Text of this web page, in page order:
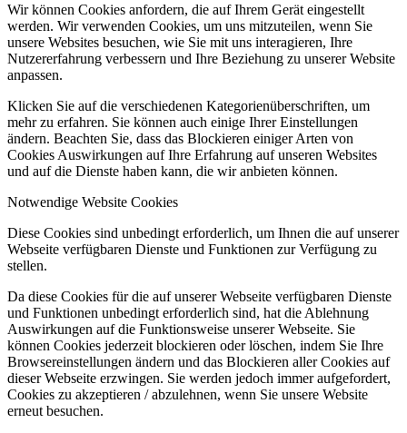
Wir können Cookies anfordern, die auf Ihrem Gerät eingestellt
werden. Wir verwenden Cookies, um uns mitzuteilen, wenn Sie
unsere Websites besuchen, wie Sie mit uns interagieren, Ihre
Nutzererfahrung verbessern und Ihre Beziehung zu unserer Website
anpassen.
Klicken Sie auf die verschiedenen Kategorienüberschriften, um
mehr zu erfahren. Sie können auch einige Ihrer Einstellungen
ändern. Beachten Sie, dass das Blockieren einiger Arten von
Cookies Auswirkungen auf Ihre Erfahrung auf unseren Websites
und auf die Dienste haben kann, die wir anbieten können.
Notwendige Website Cookies
Diese Cookies sind unbedingt erforderlich, um Ihnen die auf unserer
Webseite verfügbaren Dienste und Funktionen zur Verfügung zu
stellen.
Da diese Cookies für die auf unserer Webseite verfügbaren Dienste
und Funktionen unbedingt erforderlich sind, hat die Ablehnung
Auswirkungen auf die Funktionsweise unserer Webseite. Sie
können Cookies jederzeit blockieren oder löschen, indem Sie Ihre
Browsereinstellungen ändern und das Blockieren aller Cookies auf
dieser Webseite erzwingen. Sie werden jedoch immer aufgefordert,
Cookies zu akzeptieren / abzulehnen, wenn Sie unsere Website
erneut besuchen.